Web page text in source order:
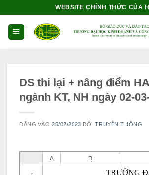
dung
WEBSITE CHÍNH THỨC CỦA
DS thi lại + nâng điểm
ngành KT, NH ngày 02-
ĐĂNG VÀO25/02/2023 BỞITRUYỀN THÔNG